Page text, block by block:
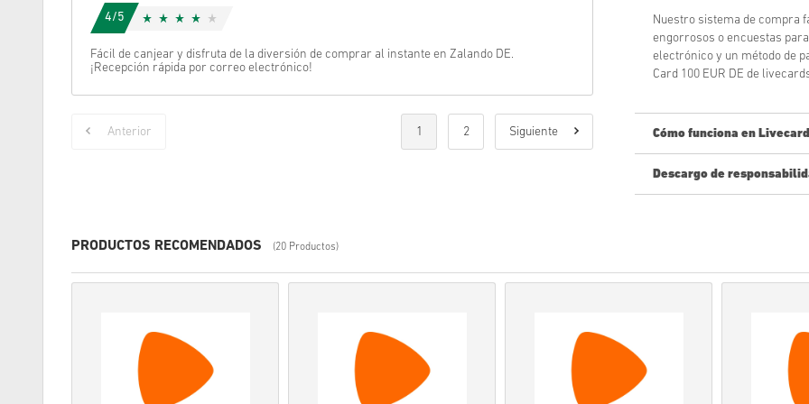
4/5
Fácil de canjear y disfruta de la diversión de comprar al instante en Zalando DE.
¡Recepción rápida por correo electrónico!
Anterior 1 2 Siguiente
Nuestro sistema de compra
engorrosos o encuestas
electrónico y un método de
Card 100 EUR DE de
Cómo funciona en
¿Nuevo en Livecards.net?
Descargo de
Tú estás comprando un
Estos códigos
Estos códigos no tienen
Contenido descargable
PRODUCTOS RECOMENDADOS (20 Productos)